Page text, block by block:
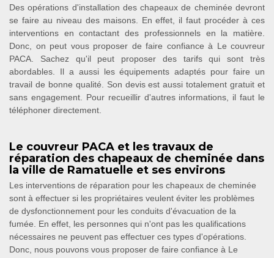
Des opérations d'installation des chapeaux de cheminée devront
se faire au niveau des maisons. En effet, il faut procéder à ces
interventions en contactant des professionnels en la matière.
Donc, on peut vous proposer de faire confiance à Le couvreur
PACA. Sachez qu'il peut proposer des tarifs qui sont très
abordables. Il a aussi les équipements adaptés pour faire un
travail de bonne qualité. Son devis est aussi totalement gratuit et
sans engagement. Pour recueillir d'autres informations, il faut le
téléphoner directement.
Le couvreur PACA et les travaux de
réparation des chapeaux de cheminée dans
la ville de Ramatuelle et ses environs
Les interventions de réparation pour les chapeaux de cheminée
sont à effectuer si les propriétaires veulent éviter les problèmes
de dysfonctionnement pour les conduits d'évacuation de la
fumée. En effet, les personnes qui n'ont pas les qualifications
nécessaires ne peuvent pas effectuer ces types d'opérations.
Donc, nous pouvons vous proposer de faire confiance à Le